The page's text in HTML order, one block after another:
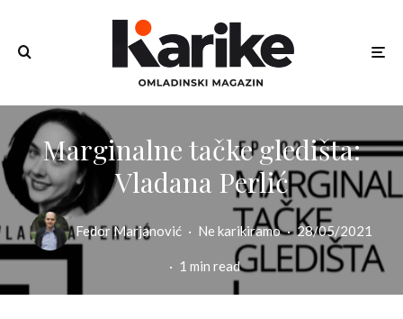
Marginalne tačke gledišta:
Vladana Perlić
Fedor Marjanović · Ne karikiramo · 28/05/2021
· 1 min read